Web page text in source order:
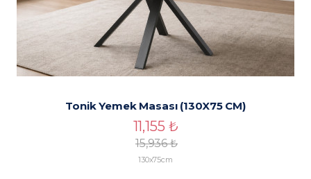
Tonik Yemek Masası (130X75 CM)
11,155 ₺
15,936₺
130x75cm